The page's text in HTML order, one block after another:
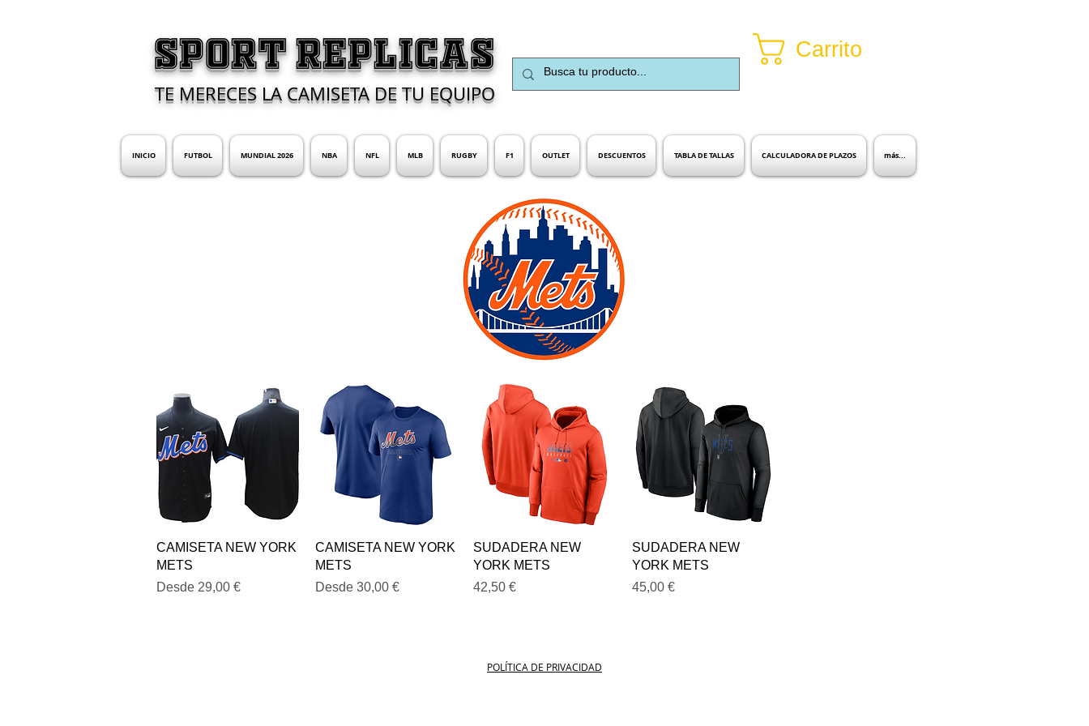
SPORT REPLICAS
TE MERECES LA CAMISETA DE TU EQUIPO
Carrito
INICIO FUTBOL MUNDIAL 2026 NBA NFL MLB RUGBY F1 OUTLET DESCUENTOS TABLA DE TALLAS CALCULADORA DE PLAZOS más...
Vista rápida
CAMISETA NEW YORK
METS
Desde 29,00 €
Precio de oferta
Vista rápida
CAMISETA NEW YORK
METS
Desde 30,00 €
Precio de oferta
Vista rápida
SUDADERA NEW
YORK METS
Precio
42,50 €
Vista rápida
SUDADERA NEW
YORK METS
Precio
45,00 €
POLÍTICA DE PRIVACIDAD